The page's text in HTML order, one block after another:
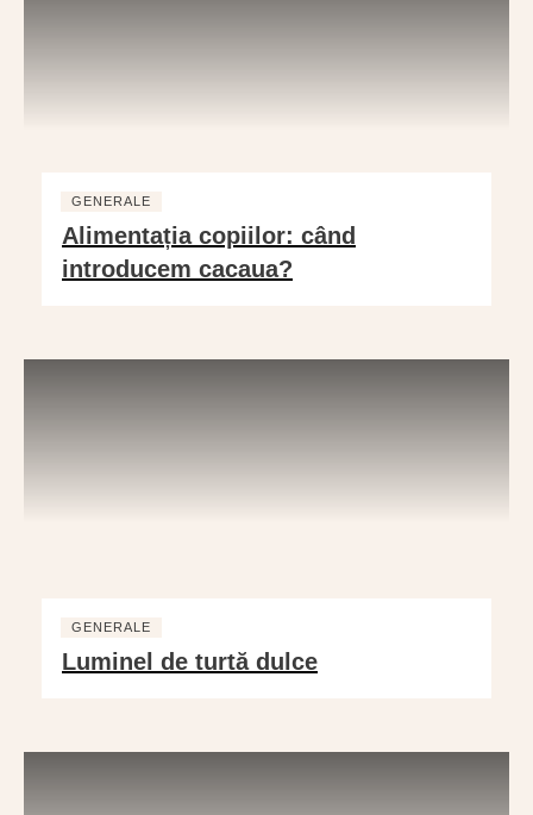
GENERALE
Alimentația copiilor: când
introducem cacaua?
GENERALE
Luminel de turtă dulce